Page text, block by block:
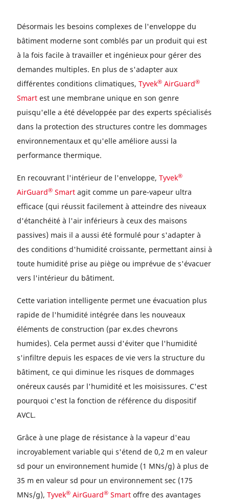
Désormais les besoins complexes de l'enveloppe du
bâtiment moderne sont comblés par un produit qui est
à la fois facile à travailler et ingénieux pour gérer des
demandes multiples. En plus de s'adapter aux
différentes conditions climatiques, Tyvek® AirGuard®
Smart est une membrane unique en son genre
puisqu'elle a été développée par des experts spécialisés
dans la protection des structures contre les dommages
environnementaux et qu'elle améliore aussi la
performance thermique.
En recouvrant l'intérieur de l'enveloppe, Tyvek®
AirGuard® Smart agit comme un pare-vapeur ultra
efficace (qui réussit facilement à atteindre des niveaux
d'étanchéité à l'air inférieurs à ceux des maisons
passives) mais il a aussi été formulé pour s'adapter à
des conditions d'humidité croissante, permettant ainsi à
toute humidité prise au piège ou imprévue de s'évacuer
vers l'intérieur du bâtiment.
Cette variation intelligente permet une évacuation plus
rapide de l'humidité intégrée dans les nouveaux
éléments de construction (par ex.des chevrons
humides). Cela permet aussi d'éviter que l'humidité
s'infiltre depuis les espaces de vie vers la structure du
bâtiment, ce qui diminue les risques de dommages
onéreux causés par l'humidité et les moisissures. C'est
pourquoi c'est la fonction de référence du dispositif
AVCL.
Grâce à une plage de résistance à la vapeur d'eau
incroyablement variable qui s'étend de 0,2 m en valeur
sd pour un environnement humide (1 MNs/g) à plus de
35 m en valeur sd pour un environnement sec (175
MNs/g), Tyvek® AirGuard® Smart offre des avantages